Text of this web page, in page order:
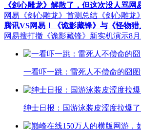
《剑心雕龙》解散了，但这次没人骂网
网易《剑心雕龙》首测总结 《剑心雕龙
腾讯VS网易！《诡影藏锋》与《怪物猎
网易搜打撤《诡影藏锋》新实机演示8
一看吓一跳：雷死人不偿命的囧图
绅士日报：国游泳装皮涩度拉爆